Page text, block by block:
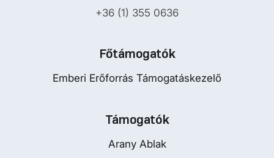
+36 (1) 355 0636
Főtámogatók
Emberi Erőforrás Támogatáskezelő
Támogatók
Arany Ablak